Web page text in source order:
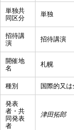
単独共
同区分
単独
招待講
演
招待講演
開催地
名
札幌
種別 国際的又
発表
者・共
同発表
者
津田拓郎